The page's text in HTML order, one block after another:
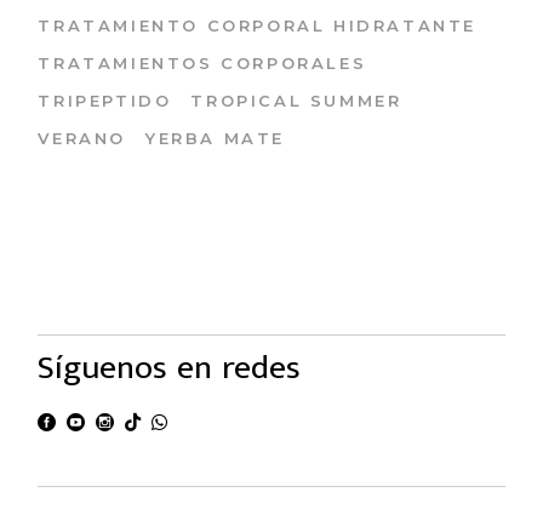
TRATAMIENTO CORPORAL HIDRATANTE
TRATAMIENTOS CORPORALES
TRIPEPTIDO
TROPICAL SUMMER
VERANO
YERBA MATE
Síguenos en redes